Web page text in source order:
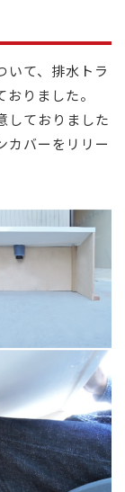
いて、排水トラ
りました。
しておりました
カバーをリリー